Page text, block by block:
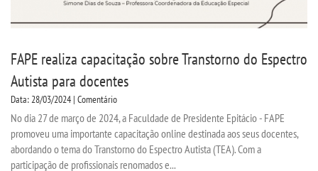
FAPE realiza capacitação sobre Transtorno do Espectro
Autista para docentes
Data: 28/03/2024 | Comentário
No dia 27 de março de 2024, a Faculdade de Presidente Epitácio - FAPE
promoveu uma importante capacitação online destinada aos seus docentes,
abordando o tema do Transtorno do Espectro Autista (TEA). Com a
participação de profissionais renomados e...